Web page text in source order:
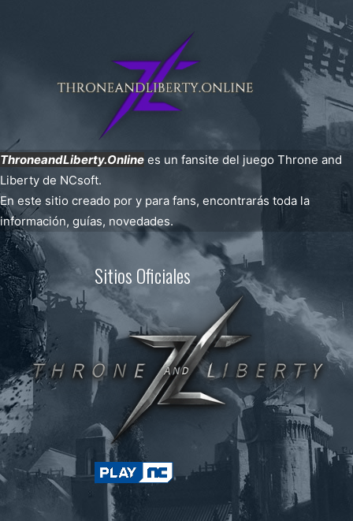
ThroneandLiberty.Online es un fansite del juego Throne and
Liberty de NCsoft.
En este sitio creado por y para fans, encontrarás toda la
información, guías, novedades.
Sitios Oficiales